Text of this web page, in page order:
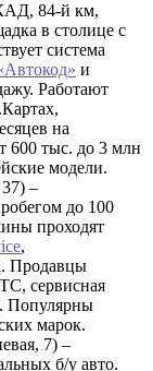
84-й км,
в столице с
система
и
Работают
на
600 тыс. до 3 млн
модели.
–
до 100
проходят
,
Продавцы
сервисная
Популярны
марок.
7) –
б/у авто.